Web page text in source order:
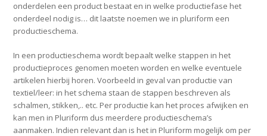
onderdelen een product bestaat en in welke productiefase het
onderdeel nodig is… dit laatste noemen we in pluriform een
productieschema.
In een productieschema wordt bepaalt welke stappen in het
productieproces genomen moeten worden en welke eventuele
artikelen hierbij horen. Voorbeeld in geval van productie van
textiel/leer: in het schema staan de stappen beschreven als
schalmen, stikken,.. etc. Per productie kan het proces afwijken en
kan men in Pluriform dus meerdere productieschema’s
aanmaken. Indien relevant dan is het in Pluriform mogelijk om per